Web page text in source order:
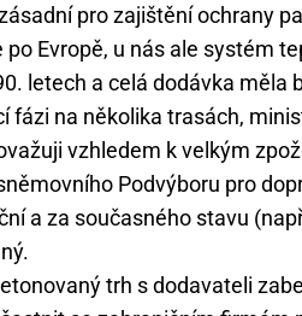
pro zajištění ochrany
Evropě, u nás ale systém
letech a celá dodávka
fázi na několika trasách,
vzhledem k velkým
Podvýboru pro
a za současného stavu
trh s dodavateli